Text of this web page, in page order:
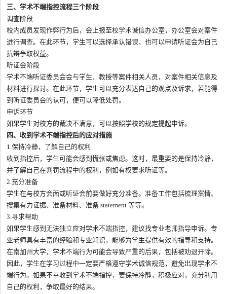
三、学术不端指控流程三个阶段
调查阶段
校内成员发现作弊行为后，会上报至校学术诚信办公室，办公室会对案件
进行调查。在此环节，学生可以选择承认错误，也可以申请听证会为自己
抗辩争取权益。
听证会阶段
学术不端听证委员会会与学生、教授等案件相关人员，对案件相关信息及
材料进行探讨。在此环节，学生可以充分表达自己的观点及诉求，若能得
到听证委员会的认可，便可以降低处罚。
申诉环节
如果学生对校方的裁决不满意，可以按照学校的规定提起申诉。
四、收到学术不端指控后的应对措施
1.保持冷静，了解自己的权利
收到指控后，学生可能会感到慌张或焦虑。这时，最重要的是保持冷静，
并了解自己在判罚流程中的权利，例如有权要求听证等。
2.充分准备
学生在与校方会面或听证会前要做好充分准备。准备工作包括梳理案情、
搜集有力证据、准备材料、准备 statement 等等。
3.寻求帮助
如果学生感到无法独立应对学术不端指控，建议找专业老师指导申诉。专
业老师具有丰富的经验和专业知识，能够为学生提供有效的指导和支持。
在南加州大学，学术不端行为可能会导致严重的后果，包括被劝退开除。
因此，学生在学习过程中一定要严格遵守学术诚信规范，避免出现学术不
端行为。如果不幸收到学术不端指控，要保持冷静，积极应对，充分利用
自己的权利，争取最好的结果。